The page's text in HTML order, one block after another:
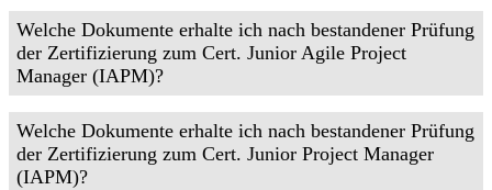
Welche Dokumente erhalte ich nach bestandener Prüfung
der Zertifizierung zum Cert. Junior Agile Project
Manager (IAPM)?
Welche Dokumente erhalte ich nach bestandener Prüfung
der Zertifizierung zum Cert. Junior Project Manager
(IAPM)?